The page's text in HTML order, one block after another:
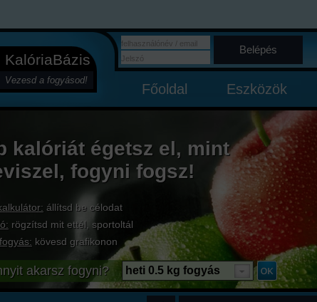
KalóriaBázis
Vezesd a fogyásod!
Belépés
Főoldal Eszközök
kalóriát égetsz el, mint
fogyni fogsz!
állítsd be célodat
rögzítsd mit ettél, sportoltál
kövesd grafikonon
akarsz fogyni? heti 0.5 kg fogyás